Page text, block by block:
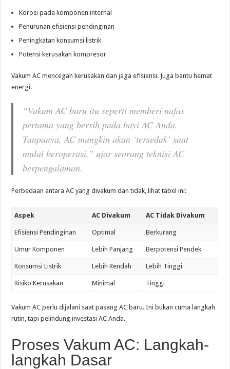
Korosi pada komponen internal
Penurunan efisiensi pendinginan
Peningkatan konsumsi listrik
Potensi kerusakan kompresor
Vakum AC mencegah kerusakan dan jaga efisiensi. Juga bantu hemat
energi.
“Vakum AC baru itu seperti memberi nafas
pertama yang bersih pada bayi AC Anda.
Tanpanya, AC mungkin akan ‘tersedak’ saat
mulai beroperasi,” ujar seorang teknisi AC
berpengalaman.
Perbedaan antara AC yang divakum dan tidak, lihat tabel ini:
Aspek AC Divakum AC Tidak Divakum
Efisiensi Pendinginan Optimal Berkurang
Umur Komponen Lebih Panjang Berpotensi Pendek
Konsumsi Listrik Lebih Rendah Lebih Tinggi
Risiko Kerusakan Minimal Tinggi
Vakum AC perlu dijalani saat pasang AC baru. Ini bukan cuma langkah
rutin, tapi pelindung investasi AC Anda.
Proses Vakum AC: Langkah-
langkah Dasar